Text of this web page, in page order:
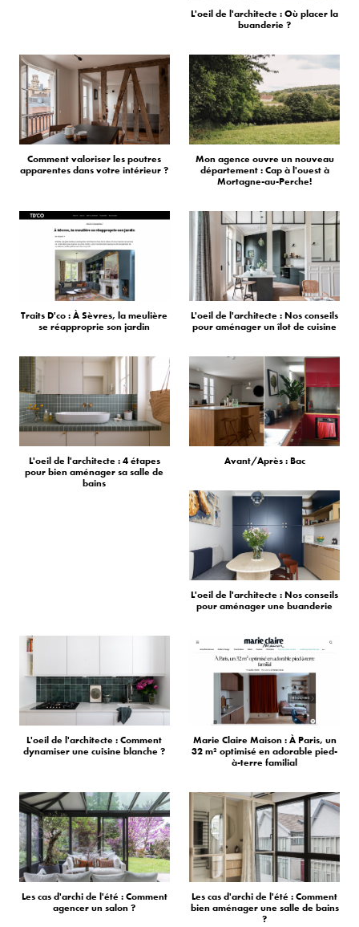
L'oeil de l'architecte : Où placer la
buanderie ?
Comment valoriser les poutres
apparentes dans votre intérieur ?
Mon agence ouvre un nouveau
département : Cap à l'ouest à
Mortagne-au-Perche!
Traits D'co : À Sèvres, la meulière
se réapproprie son jardin
L'oeil de l'architecte : Nos conseils
pour aménager un îlot de cuisine
L'oeil de l'architecte : 4 étapes
pour bien aménager sa salle de
bains
Avant/Après : Bac
L'oeil de l'architecte : Nos conseils
pour aménager une buanderie
L'oeil de l'architecte : Comment
dynamiser une cuisine blanche ?
Marie Claire Maison : À Paris, un
32 m² optimisé en adorable pied-
à-terre familial
Les cas d'archi de l'été : Comment
agencer un salon ?
Les cas d'archi de l'été : Comment
bien aménager une salle de bains
?